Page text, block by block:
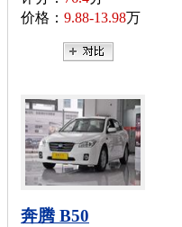
价格： 9.88-13.98万
奔腾 B50